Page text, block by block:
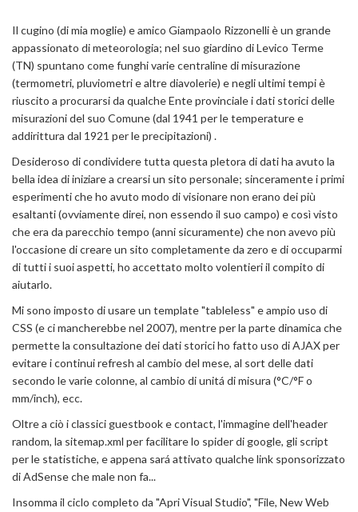
Il cugino (di mia moglie) e amico Giampaolo Rizzonelli è un grande
appassionato di meteorologia; nel suo giardino di Levico Terme
(TN) spuntano come funghi varie centraline di misurazione
(termometri, pluviometri e altre diavolerie) e negli ultimi tempi è
riuscito a procurarsi da qualche Ente provinciale i dati storici delle
misurazioni del suo Comune (dal 1941 per le temperature e
addirittura dal 1921 per le precipitazioni) .
Desideroso di condividere tutta questa pletora di dati ha avuto la
bella idea di iniziare a crearsi un sito personale; sinceramente i primi
esperimenti che ho avuto modo di visionare non erano dei più
esaltanti (ovviamente direi, non essendo il suo campo) e così visto
che era da parecchio tempo (anni sicuramente) che non avevo più
l'occasione di creare un sito completamente da zero e di occuparmi
di tutti i suoi aspetti, ho accettato molto volentieri il compito di
aiutarlo.
Mi sono imposto di usare un template "tableless" e ampio uso di
CSS (e ci mancherebbe nel 2007), mentre per la parte dinamica che
permette la consultazione dei dati storici ho fatto uso di AJAX per
evitare i continui refresh al cambio del mese, al sort delle dati
secondo le varie colonne, al cambio di unitá di misura (°C/°F o
mm/inch), ecc.
Oltre a ciò i classici guestbook e contact, l'immagine dell'header
random, la sitemap.xml per facilitare lo spider di google, gli script
per le statistiche, e appena sará attivato qualche link sponsorizzato
di AdSense che male non fa...
Insomma il ciclo completo da "Apri Visual Studio", "File, New Web